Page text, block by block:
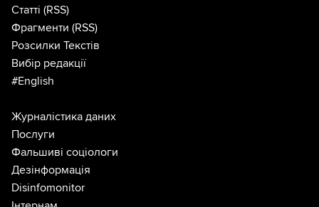
Статті (RSS)
Фрагменти (RSS)
Розсилки Текстів
Вибір редакції
#English
Журналістика даних
Послуги
Фальшиві соціологи
Дезінформація
Disinfomonitor